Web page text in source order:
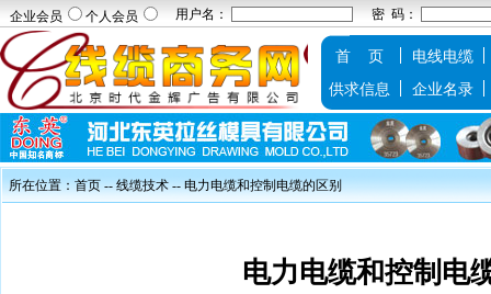
企业会员 个人会员 用户名： 密 码：
首 页
电线电缆
供求信息
企业名录
所在位置：首页 --线缆技术-- 电力电缆和控制电缆的区别
电力电缆和控制电